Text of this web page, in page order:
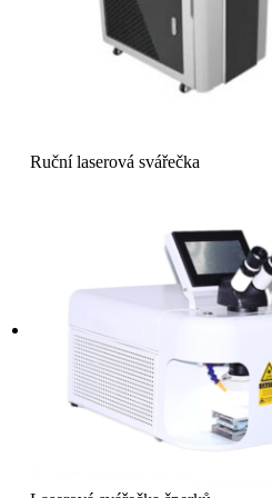
Ruční laserová svářečka